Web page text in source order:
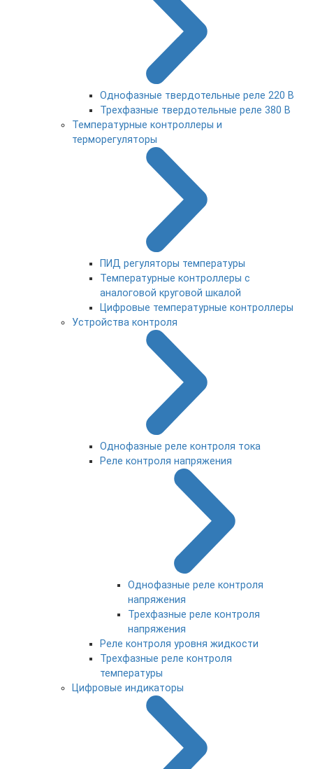
Однофазные твердотельные реле 220 В
Трехфазные твердотельные реле 380 В
Температурные контроллеры и
терморегуляторы
ПИД регуляторы температуры
Температурные контроллеры с
аналоговой круговой шкалой
Цифровые температурные контроллеры
Устройства контроля
Однофазные реле контроля тока
Реле контроля напряжения
Однофазные реле контроля
напряжения
Трехфазные реле контроля
напряжения
Реле контроля уровня жидкости
Трехфазные реле контроля
температуры
Цифровые индикаторы